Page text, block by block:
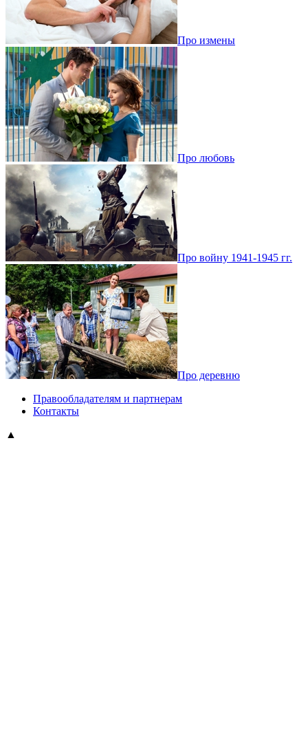
Про измены
Про любовь
Про войну 1941-1945 гг.
Про деревню
Правообладателям и партнерам
Контакты
▲